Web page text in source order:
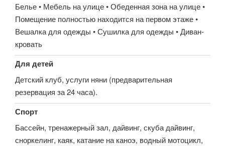
Белье • Мебель на улице • Обеденная зона на улице •
Помещение полностью находится на первом этаже •
Вешалка для одежды • Сушилка для одежды • Диван-
кровать
Для детей
Детский клуб, услуги няни (предварительная
резервация за 24 часа).
Спорт
Бассейн, тренажерный зал, дайвинг, скуба дайвинг,
сноркелинг, каяк, катание на каноэ, водный мотоцикл,